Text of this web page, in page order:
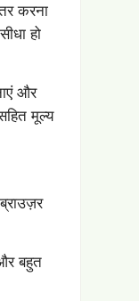
करना
हो
और
मूल्य
बहुत